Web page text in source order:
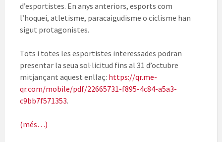
d’esportistes. En anys anteriors, esports com
l’hoquei, atletisme, paracaigudisme o ciclisme han
sigut protagonistes.
Tots i totes les esportistes interessades podran
presentar la seua sol·licitud fins al 31 d’octubre
mitjançant aquest enllaç: https://qr.me-
qr.com/mobile/pdf/22665731-f895-4c84-a5a3-
c9bb7f571353.
(més…)